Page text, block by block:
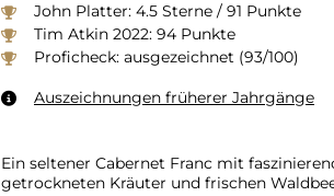
John Platter: 4.5 Sterne / 91 Punkte
Tim Atkin 2022: 94 Punkte
Proficheck: ausgezeichnet (93/100)
Auszeichnungen früherer Jahrgänge
Ein seltener Cabernet Franc mit
getrockneten Kräuter und frischen